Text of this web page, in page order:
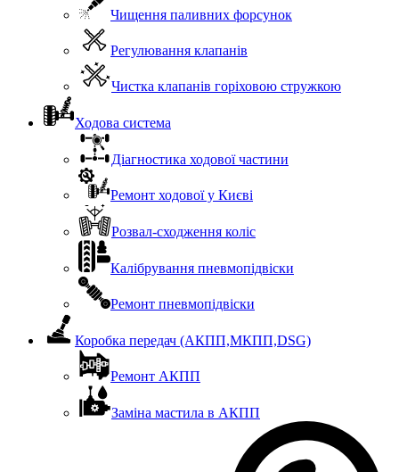
Чищення паливних форсунок
Регулювання клапанів
Чистка клапанів горіховою стружкою
Ходова система
Діагностика ходової частини
Ремонт ходової у Києві
Розвал-сходження коліс
Калібрування пневмопідвіски
Ремонт пневмопідвіски
Коробка передач (АКПП,МКПП,DSG)
Ремонт АКПП
Заміна мастила в АКПП